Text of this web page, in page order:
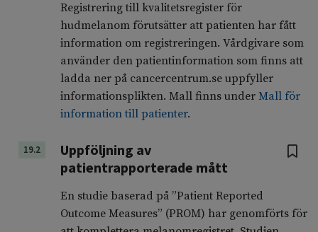
Registrering till kvalitetsregister för
hudmelanom förutsätter att patienten har fått
information om registreringen. Vårdgivare som
använder den patientinformation som finns att
ladda ner på cancercentrum.se uppfyller
informationsplikten. Mall finns under Mall för
information till patienter.
19.2
Uppföljning av
patientrapporterade mått
En studie baserad på ”Patient Reported
Outcome Measures” (PROM) har genomförts för